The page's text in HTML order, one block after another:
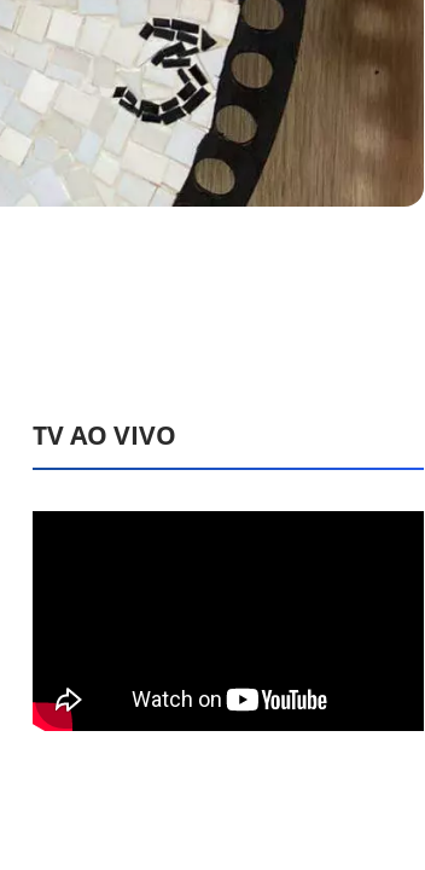
TV AO VIVO